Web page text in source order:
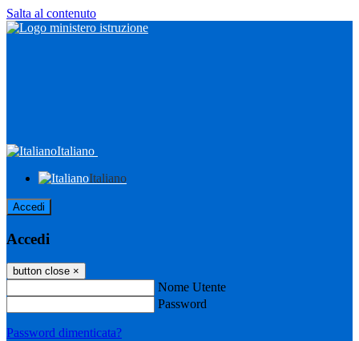
Salta al contenuto
Italiano
Italiano
Accedi
Accedi
button close ×
Nome Utente
Password
Password dimenticata?